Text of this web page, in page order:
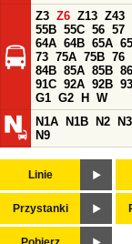
Z3 Z6 Z13 Z43
55B 55C 56 57
64A 64B 65A
73 75A 75B 76
84B 85A 85B 86
91C 92A 92B 93
G1 G2 H
W
N1A
N1B N2
N9
Linie
Przystanki